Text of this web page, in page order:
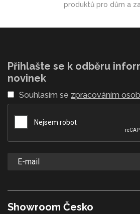
produktů pro dům a
Přihlašte se k odběru
novinek
Souhlasím se zpracováním
Showroom Česko